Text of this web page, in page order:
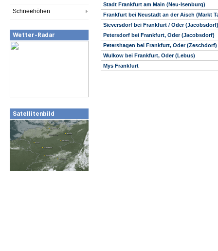
Schneehöhen
Wetter-Radar
Satellitenbild
Stadt Frankfurt am Main (Neu-Isenburg)
Frankfurt bei Neustadt an der Aisch (Markt
Sieversdorf bei Frankfurt / Oder (Jacobsdorf)
Petersdorf bei Frankfurt, Oder (Jacobsdorf)
Petershagen bei Frankfurt, Oder (Zeschdorf)
Wulkow bei Frankfurt, Oder (Lebus)
Mys Frankfurt